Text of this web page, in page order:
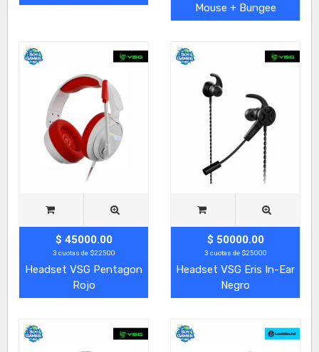
Mouse + Bungee
$ 45000.00
3 cuotas de $22500
Headset VSG Pentagon
Rojo
$ 50000.00
3 cuotas de $25000
Headset VSG Eris In-Ear
Negro